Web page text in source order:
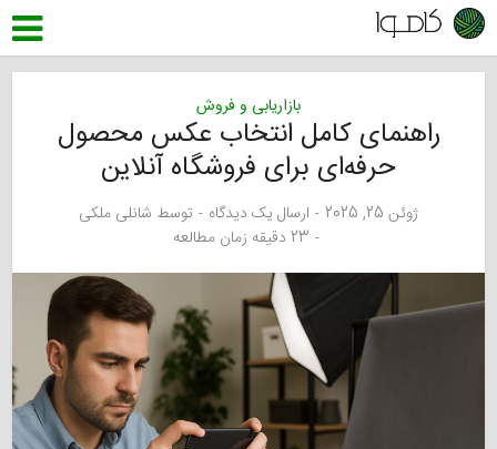
بازاریابی و فروش
راهنمای کامل انتخاب عکس محصول
حرفه‌ای برای فروشگاه آنلاین
ژوئن 25, 2025 ارسال یک دیدگاه توسط شانلی ملکی
23 دقیقه زمان مطالعه